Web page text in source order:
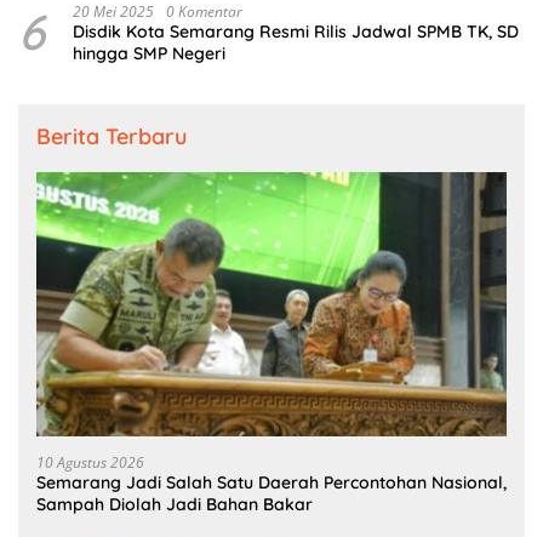
6 20 Mei 2025 0 Komentar
Disdik Kota Semarang Resmi Rilis Jadwal SPMB TK, SD
hingga SMP Negeri
Berita Terbaru
10 Agustus 2026
Semarang Jadi Salah Satu Daerah Percontohan Nasional,
Sampah Diolah Jadi Bahan Bakar